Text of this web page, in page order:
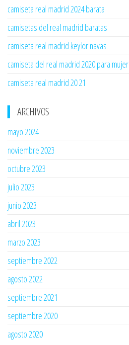
camiseta real madrid 2024 barata
camisetas del real madrid baratas
camiseta real madrid keylor navas
camiseta del real madrid 2020 para mujer
camiseta real madrid 20 21
ARCHIVOS
mayo 2024
noviembre 2023
octubre 2023
julio 2023
junio 2023
abril 2023
marzo 2023
septiembre 2022
agosto 2022
septiembre 2021
septiembre 2020
agosto 2020